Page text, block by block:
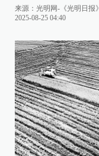
来源： 光明网-《光明日报》
2025-08-25 04:40